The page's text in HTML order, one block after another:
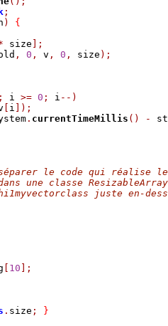
;
)
{
size ];
, 0 , v , 0 , size );
; i >= 0 ; i --)
i ]);
. currentTimeMillis () -
le code qui réalise le
une classe
juste en-
10 ];
. size ;
}